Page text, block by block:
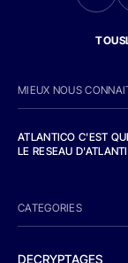
MIEUX NOUS
ATLANTICO C'EST
LE RESEAU
CATEGORIES
DECRYPTAGES